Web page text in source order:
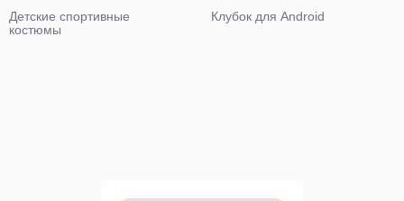
Детские спортивные
костюмы
Клубок для Android